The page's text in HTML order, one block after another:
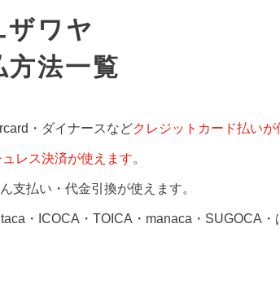
ザワヤ
方法一覧
・ダイナースなどクレジットカード払いが
レス決済が使えます。
支払い・代金引換が使えます。
・ICOCA・TOICA・manaca・SUGOCA・